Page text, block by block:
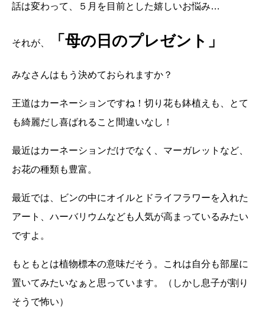
話は変わって、５月を目前とした嬉しいお悩み…
それが、 「母の日のプレゼント」
みなさんはもう決めておられますか？
王道はカーネーションですね！切り花も鉢植えも、とて
も綺麗だし喜ばれること間違いなし！
最近はカーネーションだけでなく、マーガレットなど、
お花の種類も豊富。
最近では、ビンの中にオイルとドライフラワーを入れた
アート、ハーバリウムなども人気が高まっているみたい
ですよ。
もともとは植物標本の意味だそう。これは自分も部屋に
置いてみたいなぁと思っています。（しかし息子が割り
そうで怖い）